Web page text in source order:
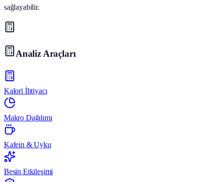
sağlayabilir.
Analiz Araçları
Kalori İhtiyacı
Makro Dağılımı
Kafein & Uyku
Besin Etkileşimi